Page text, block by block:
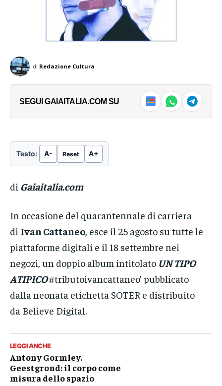
di Redazione Cultura
SEGUI GAIAITALIA.COM SU
Testo: A- Reset A+
di Gaiaitalia.com
In occasione del quarantennale di carriera
di Ivan Cattaneo, esce il 25 agosto su tutte le
piattaforme digitali e il 18 settembre nei
negozi, un doppio album intitolato UN TIPO
ATIPICO#tributoivancattaneo’ pubblicato
dalla neonata etichetta SOTER e distribuito
da Believe Digital.
LEGGI ANCHE
Antony Gormley.
Geestgrond: il corpo come
misura dello spazio